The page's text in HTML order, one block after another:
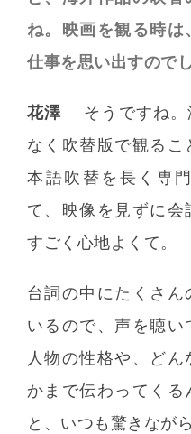
ね。映画を観る時
仕事を思い出すので
花澤
そうですね
なく吹替版で観るこ
本語吹替を長く専
て、映像を見ずに会
すごく心地よくて。
台詞の中にたくさん
いるので、声を聴
人物の性格や、ど
かまで伝わってくる
と、いつも驚きなが